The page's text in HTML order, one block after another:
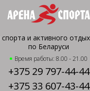
и активного
по Беларуси
Время работы: 8.00 - 21.00
+375 29 797-44-44
+375 33 607-43-44